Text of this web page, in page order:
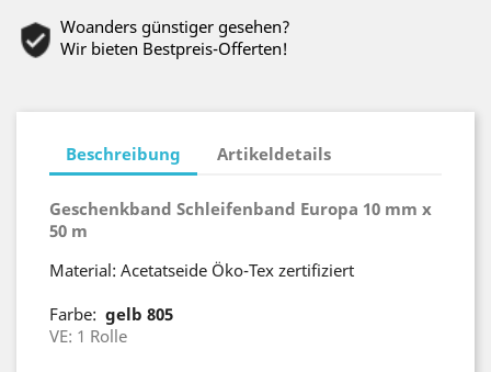
Woanders günstiger gesehen?
Wir bieten Bestpreis-Offerten!
Beschreibung Artikeldetails
Geschenkband Schleifenband Europa 10 mm x
50 m
Material: Acetatseide Öko-Tex zertifiziert
Farbe: gelb 805
VE: 1 Rolle